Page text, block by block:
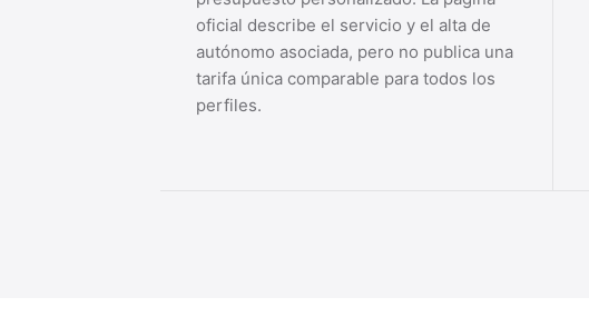
oficial describe el servicio y el alta de
autónomo asociada, pero no publica una
tarifa única comparable para todos los
perfiles.